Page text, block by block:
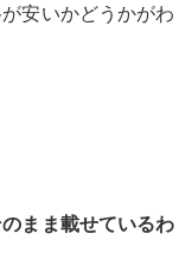
安いかどうかがわ
まま載せているわ